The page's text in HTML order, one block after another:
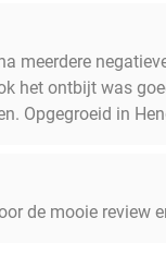
meerdere
het ontbijt was
Opgegroeid in
de mooie review